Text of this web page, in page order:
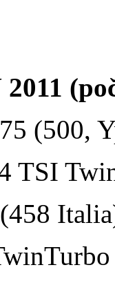
875
1.4
V8